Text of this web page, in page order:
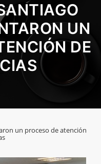
UN
DE
un proceso de atención